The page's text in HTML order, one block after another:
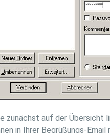
zunächst auf der Übersicht
in Ihrer Begrüßungs-